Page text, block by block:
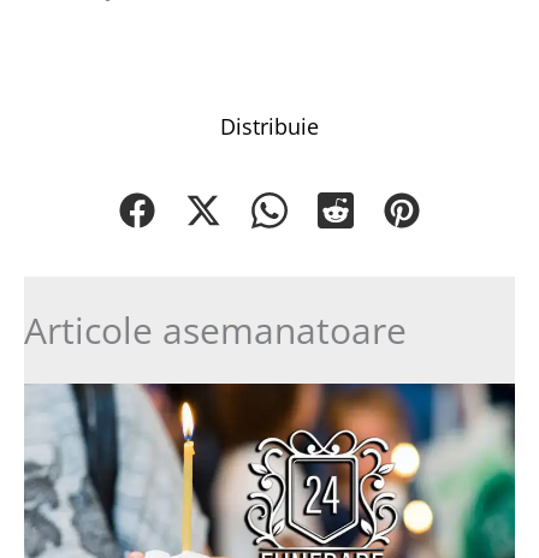
Distribuie
Articole asemanatoare